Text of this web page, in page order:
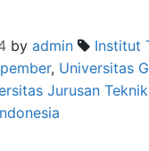
by admin
Institut
, Universitas
Jurusan